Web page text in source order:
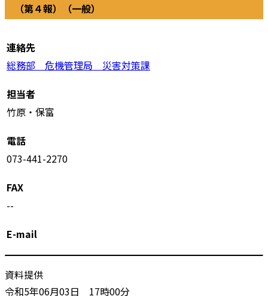
（第４報）（一般）
連絡先
総務部 危機管理局 災害対策課
担当者
竹原・保富
電話
073-441-2270
FAX
--
E-mail
資料提供
令和5年06月03日 17時00分